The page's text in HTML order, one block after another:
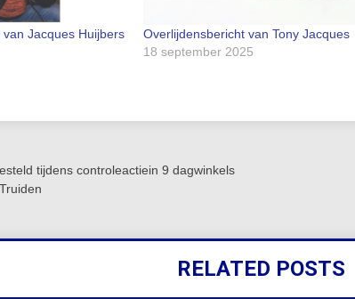
Jacques Huijbers
Overlijdensbericht van Tony Jacques
18 september 2025
tijdens controleactiein 9 dagwinkels
RELATED POSTS